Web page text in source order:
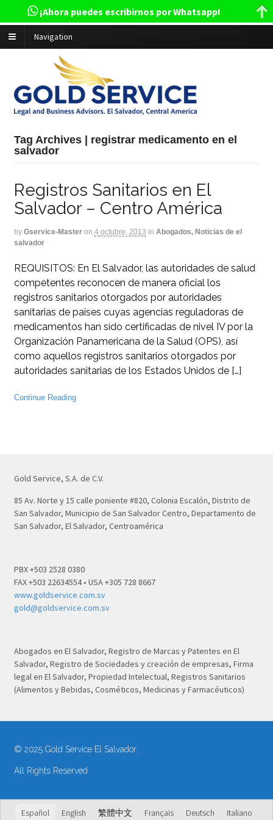
Navigation
Tag Archives | registrar medicamento en el
salvador
Registros Sanitarios en El
Salvador – Centro América
by Gservice-Master on 4 octubre, 2013 in Abogados, Noticias de el
salvador
REQUISITOS: En El Salvador, las autoridades de salud
competentes reconocen de manera oficial los
registros sanitarios otorgados por autoridades
sanitarias de países cuyas agencias reguladoras de
medicamentos han sido certificadas de nivel IV por la
Organización Panamericana de la Salud (OPS), así
como aquellos registros sanitarios otorgados por
autoridades sanitarias de los Estados Unidos de […]
Continue Reading
Gold Service, S.A. de C.V.
85 Av. Norte y 15 calle poniente #820, Colonia Escalón, Distrito de
San Salvador, Municipio de San Salvador Centro, Departamento de
San Salvador, El Salvador, Centroamérica
PBX +503 2528 0380
FAX +503 22634554 • USA +305 728 8667
www.goldservice.com.sv
gold@goldservice.com.sv
Abogados en El Salvador, Registro de Marcas y Patentes en El
Salvador, Registro de Sociedades y creación de empresas, Firma
legal en El Salvador, Propiedad Intelectual, Registros Sanitarios
(Alimentos y Bebidas, Cosméticos, Medicinas y Farmacéuticos)
© 2025 Gold Service El Salvador.
All Rights Reserved
Español English 繁體中文 Français Deutsch Italiano
¡Ahora puedes escribirnos por Whatsapp!